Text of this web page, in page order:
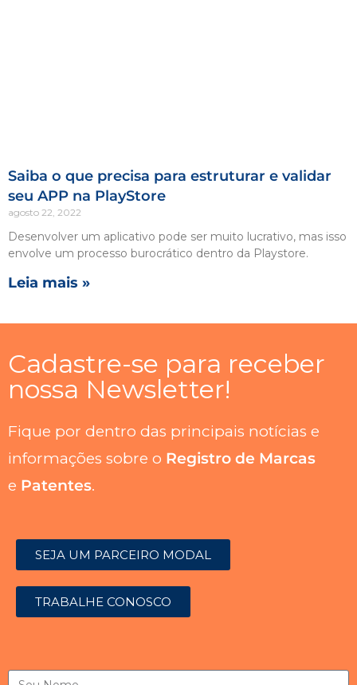
Saiba o que precisa para estruturar e validar
seu APP na PlayStore
agosto 22, 2022
Desenvolver um aplicativo pode ser muito lucrativo, mas isso
envolve um processo burocrático dentro da Playstore.
Leia mais »
Cadastre-se para receber
nossa Newsletter!
Fique por dentro das principais notícias e
informações sobre o Registro de Marcas
e Patentes.
SEJA UM PARCEIRO MODAL
TRABALHE CONOSCO